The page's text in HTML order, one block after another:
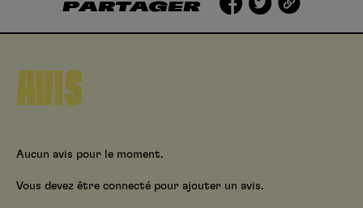
PARTAGER
AVIS
Aucun avis pour le moment.
Vous devez être connecté pour ajouter un avis.